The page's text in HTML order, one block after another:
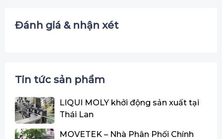
Đánh giá & nhận xét
Tin tức sản phẩm
LIQUI MOLY khởi động sản xuất tại
Thái Lan
MOVETEK – Nhà Phân Phối Chính